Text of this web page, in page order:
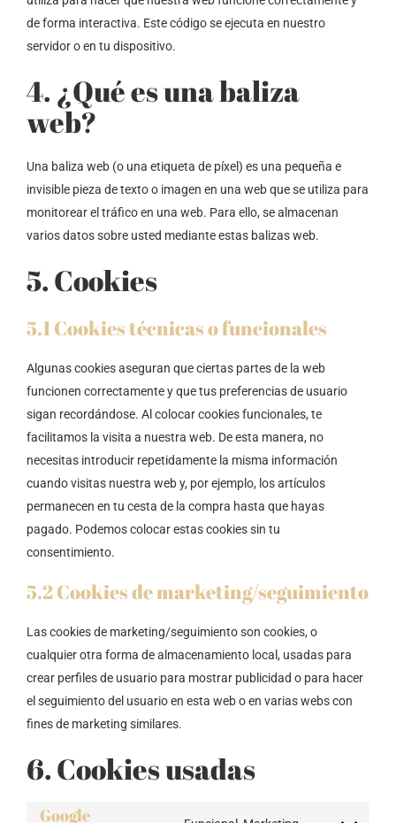
de forma interactiva. Este código se ejecuta en nuestro
servidor o en tu dispositivo.
4. ¿Qué es una baliza
web?
Una baliza web (o una etiqueta de píxel) es una pequeña e
invisible pieza de texto o imagen en una web que se utiliza para
monitorear el tráfico en una web. Para ello, se almacenan
varios datos sobre usted mediante estas balizas web.
5. Cookies
5.1 Cookies técnicas o funcionales
Algunas cookies aseguran que ciertas partes de la web
funcionen correctamente y que tus preferencias de usuario
sigan recordándose. Al colocar cookies funcionales, te
facilitamos la visita a nuestra web. De esta manera, no
necesitas introducir repetidamente la misma información
cuando visitas nuestra web y, por ejemplo, los artículos
permanecen en tu cesta de la compra hasta que hayas
pagado. Podemos colocar estas cookies sin tu
consentimiento.
5.2 Cookies de marketing/seguimiento
Las cookies de marketing/seguimiento son cookies, o
cualquier otra forma de almacenamiento local, usadas para
crear perfiles de usuario para mostrar publicidad o para hacer
el seguimiento del usuario en esta web o en varias webs con
fines de marketing similares.
6. Cookies usadas
Google